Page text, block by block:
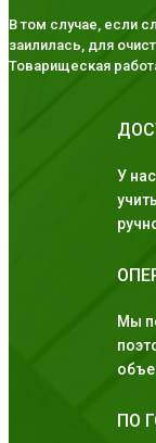
В том случае, если
заилилась, для
Товарищеская
У
Мы
ПО